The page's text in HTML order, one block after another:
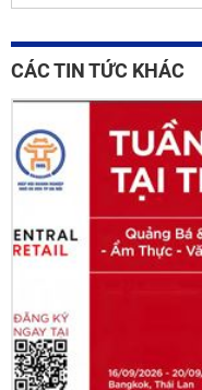
CÁC TIN TỨC KHÁC